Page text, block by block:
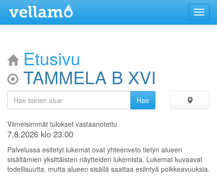
Menu
Etusivu
TAMMELA B XVI
Viimeisimmät tulokset vastaanotettu
7.8.2026 klo 23.00
Palvelussa esitetyt lukemat ovat yhteenveto tietyn alueen
sisältämien yksittäisten näytteiden lukemista. Lukemat kuvaavat
todellisuutta, mutta alueen sisällä saattaa esiintyä poikkeavuuksia.